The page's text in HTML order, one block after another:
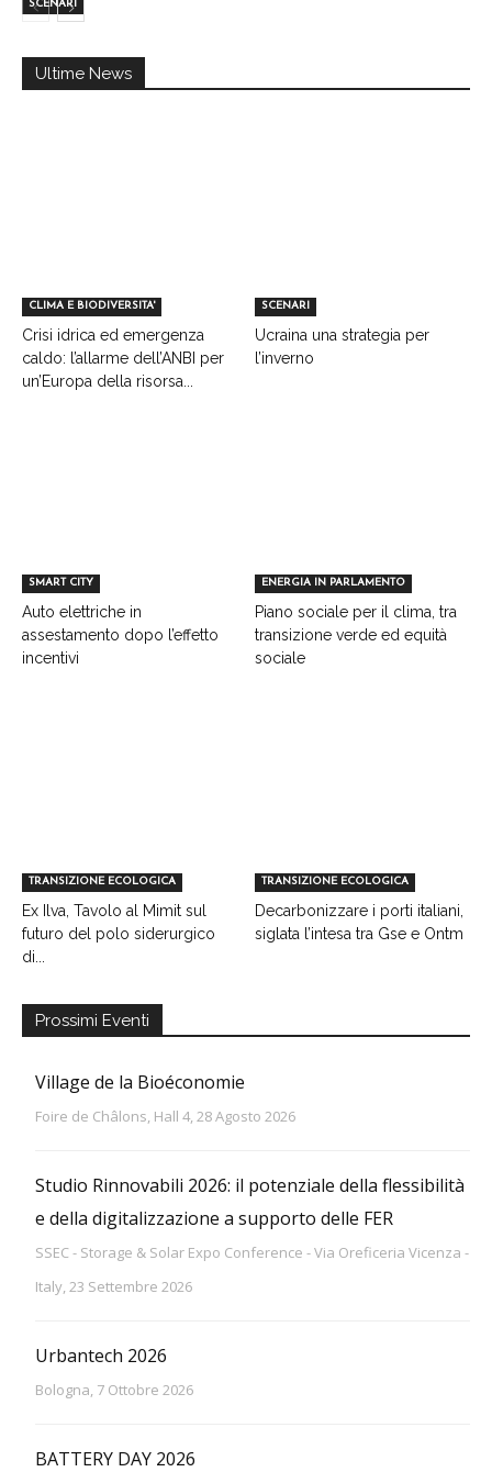
SCENARI
Ultime News
CLIMA E BIODIVERSITA'
Crisi idrica ed emergenza
caldo: l’allarme dell’ANBI per
un’Europa della risorsa...
SCENARI
Ucraina una strategia per
l’inverno
SMART CITY
Auto elettriche in
assestamento dopo l’effetto
incentivi
ENERGIA IN PARLAMENTO
Piano sociale per il clima, tra
transizione verde ed equità
sociale
TRANSIZIONE ECOLOGICA
Ex Ilva, Tavolo al Mimit sul
futuro del polo siderurgico
di...
TRANSIZIONE ECOLOGICA
Decarbonizzare i porti italiani,
siglata l’intesa tra Gse e Ontm
Prossimi Eventi
Village de la Bioéconomie
Foire de Châlons, Hall 4, 28 Agosto 2026
Studio Rinnovabili 2026: il potenziale della flessibilità
e della digitalizzazione a supporto delle FER
SSEC - Storage & Solar Expo Conference - Via Oreficeria Vicenza -
Italy, 23 Settembre 2026
Urbantech 2026
Bologna, 7 Ottobre 2026
BATTERY DAY 2026